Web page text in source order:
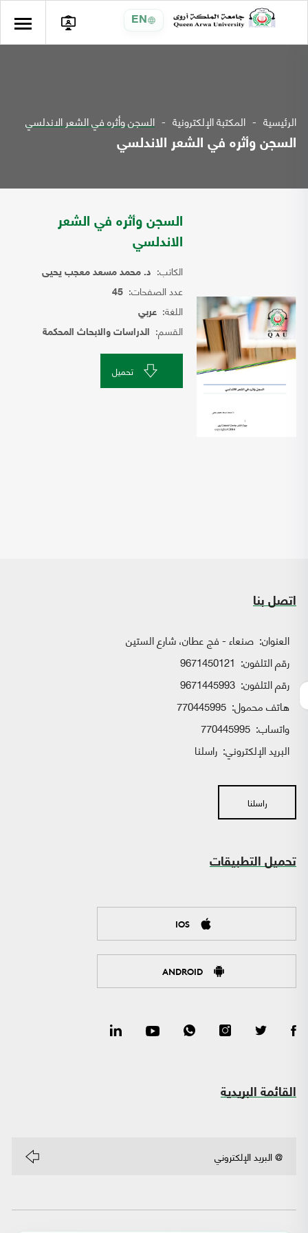
EN
الرئيسية المكتبة الإلكترونية السجن وأثره في الشعر الاندلسي
السجن وأثره في الشعر الاندلسي
السجن وأثره في الشعر
الاندلسي
الكاتب: د. محمد مسعد معجب يحيى
عدد الصفحات: 45
اللغة: عربي
القسم: الدراسات والابحاث المحكمة
تحميل
اتصل بنا
العنوان: صنعاء - فج عطان، شارع الستين
رقم التلفون: 9671450121
رقم التلفون: 9671445993
هاتف محمول: 770445995
واتساب:
البريد الإلكتروني: راسلنا
راسلنا
تحميل التطبيقات
IOS
ANDROID
القائمة البريدية